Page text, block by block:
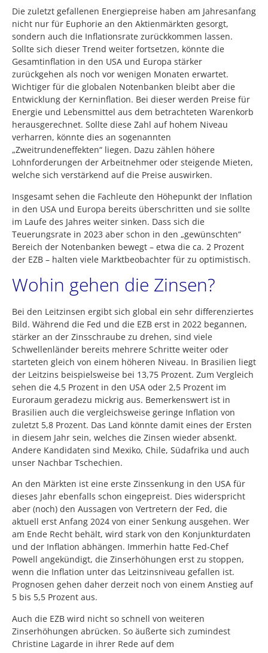
Die zuletzt gefallenen Energiepreise haben am Jahresanfang
nicht nur für Euphorie an den Aktienmärkten gesorgt,
sondern auch die Inflationsrate zurückkommen lassen.
Sollte sich dieser Trend weiter fortsetzen, könnte die
Gesamtinflation in den USA und Europa stärker
zurückgehen als noch vor wenigen Monaten erwartet.
Wichtiger für die globalen Notenbanken bleibt aber die
Entwicklung der Kerninflation. Bei dieser werden Preise für
Energie und Lebensmittel aus dem betrachteten Warenkorb
herausgerechnet. Sollte diese Zahl auf hohem Niveau
verharren, könnte dies an sogenannten
„Zweitrundeneffekten“ liegen. Dazu zählen höhere
Lohnforderungen der Arbeitnehmer oder steigende Mieten,
welche sich verstärkend auf die Preise auswirken.
Insgesamt sehen die Fachleute den Höhepunkt der Inflation
in den USA und Europa bereits überschritten und sie sollte
im Laufe des Jahres weiter sinken. Dass sich die
Teuerungsrate in 2023 aber schon in den „gewünschten“
Bereich der Notenbanken bewegt – etwa die ca. 2 Prozent
der EZB – halten viele Marktbeobachter für zu optimistisch.
Wohin gehen die Zinsen?
Bei den Leitzinsen ergibt sich global ein sehr differenziertes
Bild. Während die Fed und die EZB erst in 2022 begannen,
stärker an der Zinsschraube zu drehen, sind viele
Schwellenländer bereits mehrere Schritte weiter oder
starteten gleich von einem höheren Niveau. In Brasilien liegt
der Leitzins beispielsweise bei 13,75 Prozent. Zum Vergleich
sehen die 4,5 Prozent in den USA oder 2,5 Prozent im
Euroraum geradezu mickrig aus. Bemerkenswert ist in
Brasilien auch die vergleichsweise geringe Inflation von
zuletzt 5,8 Prozent. Das Land könnte damit eines der Ersten
in diesem Jahr sein, welches die Zinsen wieder absenkt.
Andere Kandidaten sind Mexiko, Chile, Südafrika und auch
unser Nachbar Tschechien.
An den Märkten ist eine erste Zinssenkung in den USA für
dieses Jahr ebenfalls schon eingepreist. Dies widerspricht
aber (noch) den Aussagen von Vertretern der Fed, die
aktuell erst Anfang 2024 von einer Senkung ausgehen. Wer
am Ende Recht behält, wird stark von den Konjunkturdaten
und der Inflation abhängen. Immerhin hatte Fed-Chef
Powell angekündigt, die Zinserhöhungen erst zu stoppen,
wenn die Inflation unter das Leitzinsniveau gefallen ist.
Prognosen gehen daher derzeit noch von einem Anstieg auf
5 bis 5,5 Prozent aus.
Auch die EZB wird nicht so schnell von weiteren
Zinserhöhungen abrücken. So äußerte sich zumindest
Christine Lagarde in ihrer Rede auf dem